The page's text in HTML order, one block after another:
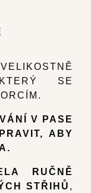
SE
V PASE
ABY
RUČNĚ
STŘIHŮ ,